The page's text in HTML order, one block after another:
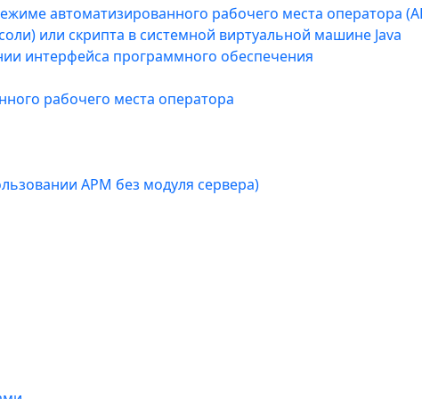
автоматизированного рабочего места оператора
или скрипта в системной виртуальной машине Java
интерфейса программного обеспечения
рабочего места оператора
АРМ без модуля сервера)